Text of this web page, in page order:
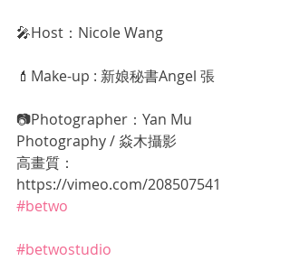
🎤Host：Nicole Wang
💄Make-up : 新娘秘書Angel 張
📷Photographer：Yan Mu
Photography / 焱木攝影
高畫質：
https://vimeo.com/208507541
#betwo
#betwostudio